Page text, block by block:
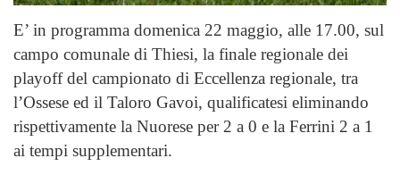
E’ in programma domenica 22 maggio, alle 17.00, sul
campo comunale di Thiesi, la finale regionale dei
playoff del campionato di Eccellenza regionale, tra
l’Ossese ed il Taloro Gavoi, qualificatesi eliminando
rispettivamente la Nuorese per 2 a 0 e la Ferrini 2 a 1
ai tempi supplementari.